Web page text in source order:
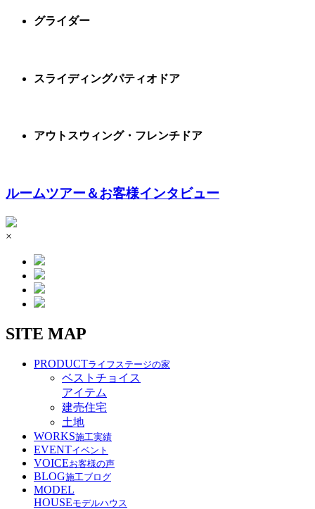
グライダー
スライディングパティオドア
アウトスウィング・フレンチドア
ルームツアー＆お客様インタビュー
×
SITE MAP
PRODUCTライフステージの家
ベストチョイス
アイテム
建売住宅
土地
WORKS施工実績
EVENTイベント
VOICEお客様の声
BLOG施工ブログ
MODEL
HOUSEモデルハウス